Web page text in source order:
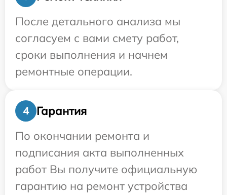
После детального анализа мы
согласуем с вами смету работ,
сроки выполнения и начнем
ремонтные операции.
4
Гарантия
По окончании ремонта и
подписания акта выполненных
работ Вы получите официальную
гарантию на ремонт устройства